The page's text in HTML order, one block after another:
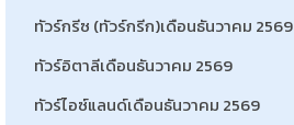
ทัวร์กรีซ (ทัวร์กรีก)เดือนธันวาคม 2569
ทัวร์อิตาลีเดือนธันวาคม 2569
ทัวร์ไอซ์แลนด์เดือนธันวาคม 2569